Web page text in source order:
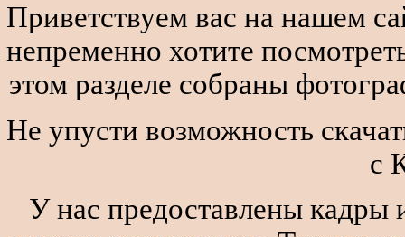
Приветствуем вас на нашем
непременно хотите
этом разделе собраны
Не упусти возможность
с
У нас предоставлены кадры